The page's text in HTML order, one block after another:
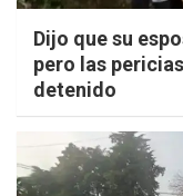
Dijo que su
pero las
detenido